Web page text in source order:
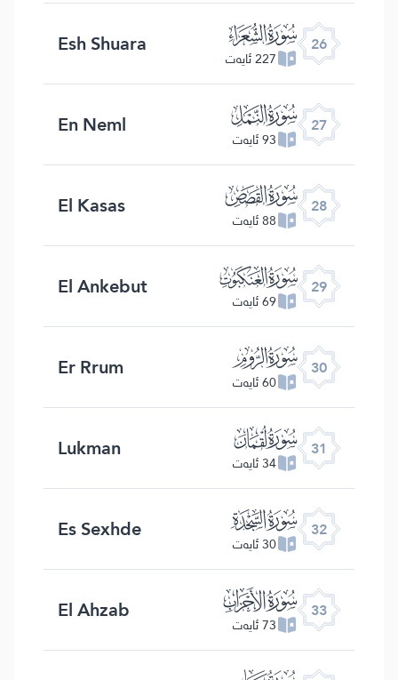
26 ﮦ
227 ئايەت Esh Shuara
27 ﮧ
93 ئايەت En Neml
28 ﮨ
88 ئايەت El Kasas
29 ﮩ
69 ئايەت El Ankebut
30 ﮪ
60 ئايەت Er Rrum
31 ﮫ
34 ئايەت Lukman
32 ﮬ
30 ئايەت Es Sexhde
33 ﮭ
73 ئايەت El Ahzab